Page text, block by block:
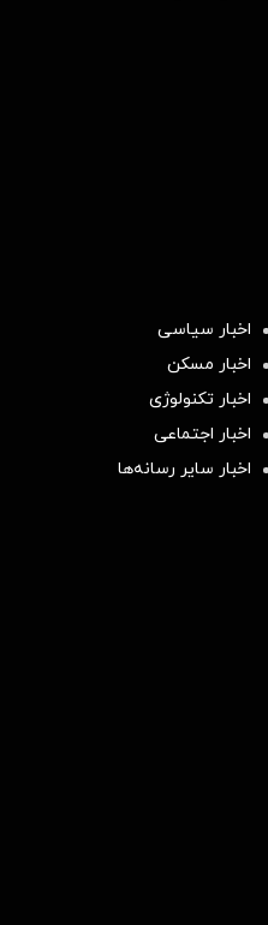
اخبار سیاسی
اخبار مسکن
اخبار تکنولوژی
اخبار اجتماعی
اخبار سایر رسانه‌‌ها